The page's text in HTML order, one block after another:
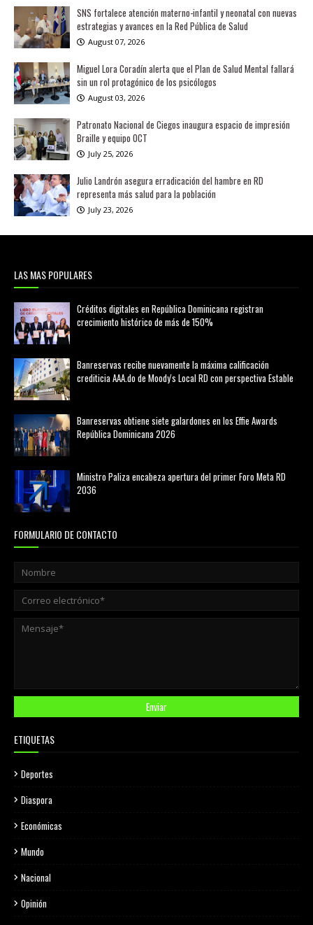
SNS fortalece atención materno-infantil y neonatal con nuevas
estrategias y avances en la Red Pública de Salud
August 07, 2026
Miguel Lora Coradín alerta que el Plan de Salud Mental fallará
sin un rol protagónico de los psicólogos
August 03, 2026
Patronato Nacional de Ciegos inaugura espacio de impresión
Braille y equipo OCT
July 25, 2026
Julio Landrón asegura erradicación del hambre en RD
representa más salud para la población
July 23, 2026
LAS MAS POPULARES
Créditos digitales en República Dominicana registran
crecimiento histórico de más de 150%
Banreservas recibe nuevamente la máxima calificación
crediticia AAA.do de Moody's Local RD con perspectiva Estable
Banreservas obtiene siete galardones en los Effie Awards
República Dominicana 2026
Ministro Paliza encabeza apertura del primer Foro Meta RD
2036
FORMULARIO DE CONTACTO
ETIQUETAS
Deportes
Diaspora
Económicas
Mundo
Nacional
Opinión